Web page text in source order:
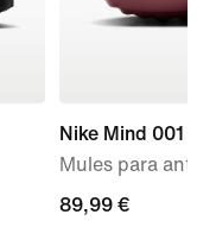
Nike Mind 001
Mules para
89,99 €
89,99 €